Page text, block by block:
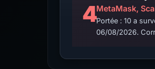
4MetaMask,
Portée : 10 a
06/08/2026.